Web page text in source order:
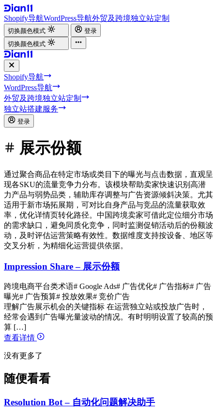
Shopify导航WordPress导航外贸及跨境独立站定制
切换颜色模式
登录
切换颜色模式
Shopify导航
WordPress导航
外贸及跨境独立站定制
独立站搭建服务
登录
展示份额
通过聚合商品在特定市场或类目下的曝光与点击数据，直观呈
现各SKU的流量竞争力分布。该模块帮助卖家快速识别高潜
力产品与弱势品类，辅助库存调整与广告资源倾斜决策。尤其
适用于新市场拓展期，可对比自身产品与竞品的流量获取效
率，优化详情页转化路径。中国跨境卖家可借此定位细分市场
的需求缺口，避免同质化竞争，同时监测促销活动后的份额波
动，及时评估运营策略有效性。数据维度支持按设备、地区等
交叉分析，为精细化运营提供依据。
Impression Share – 展示份额
跨境电商平台类术语# Google Ads# 广告优化# 广告指标# 广告
曝光# 广告预算# 投放效果# 竞价广告
理解广告展示机会的关键指标 在运营独立站或投放广告时，
经常会遇到广告曝光量波动的情况。有时明明设置了较高的预
算 […]
查看详情
没有更多了
随便看看
Resolution Bot – 自动化问题解决助手